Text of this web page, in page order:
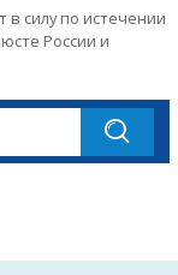
в силу по истечении
России и